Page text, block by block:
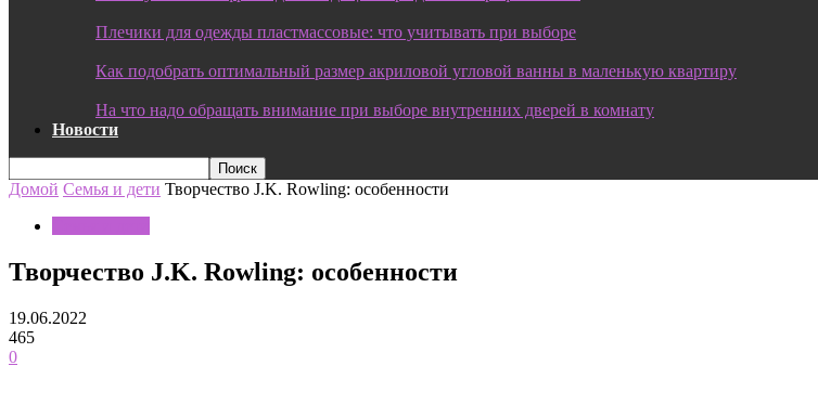
Плечики для одежды пластмассовые: что учитывать при выборе
Как подобрать оптимальный размер акриловой угловой ванны в маленькую квартиру
На что надо обращать внимание при выборе внутренних дверей в комнату
Новости
Домой Семья и дети Творчество J.K. Rowling: особенности
Творчество J.K. Rowling: особенности
19.06.2022
465
0